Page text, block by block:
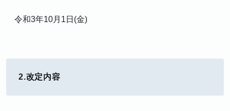
令和3年10月1日(金)
2.改定内容